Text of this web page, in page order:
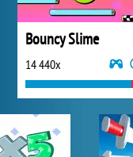
Bouncy Slime
14 440x